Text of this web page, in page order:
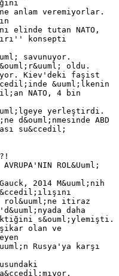
anlam veremiyorlar.
elinde tutan NATO,
konsepti
savunuyor.
oldu.
Kiev'deki faşist
&uuml;lkenin
NATO, 4 bin
yerleştirdi.
d&ouml;nmesinde ABD
su&ccedil;
ROL&Uuml;
2014 M&uuml;nih
rol&uuml;ne itiraz
daha
s&ouml;ylemişti.
olan ve
Rusya'ya karşı